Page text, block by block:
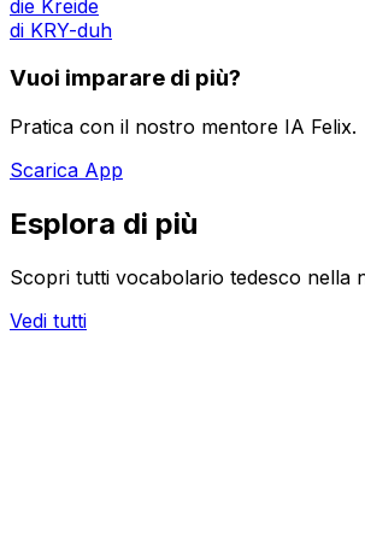
die Kreide
di KRY-duh
Vuoi imparare di più?
Pratica con il nostro mentore IA Felix.
Scarica App
Esplora di più
Scopri tutti vocabolario tedesco nella
Vedi tutti